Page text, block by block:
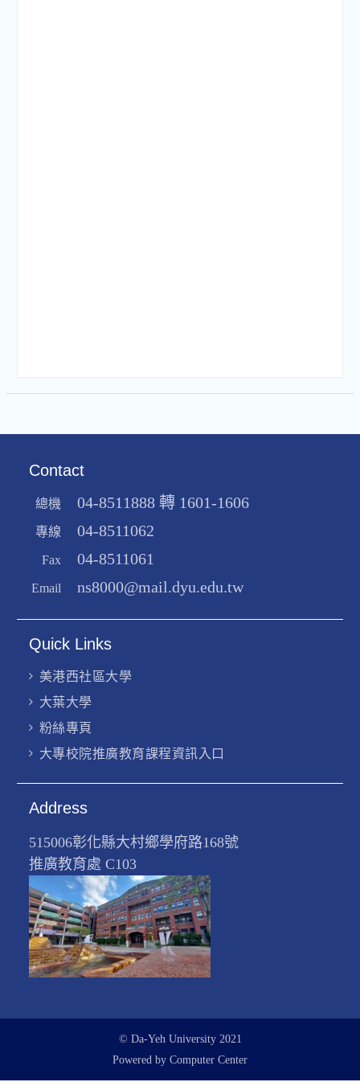
Contact
總機 04-8511888 轉 1601-1606
專線 04-8511062
Fax 04-8511061
Email ns8000@mail.dyu.edu.tw
Quick Links
美港西社區大學
大葉大學
粉絲專頁
大專校院推廣教育課程資訊入口
Address
515006彰化縣大村鄉學府路168號
推廣教育處 C103
© Da-Yeh University 2021
Powered by Computer Center